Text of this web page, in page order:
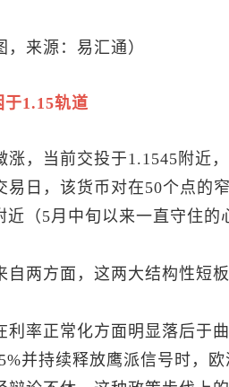
，来源：易汇通）
于1.15轨道
涨，当前交投于1.1545附近
易日，该货币对在50个点的
近（5月中旬以来一直守住的
自两方面，这两大结构性短
利率正常化方面明显落后于
并持续释放鹰派信号时，